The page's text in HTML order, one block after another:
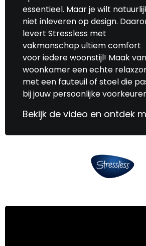
essentieel. Maar je wilt
niet inleveren op design.
levert Stressless met
vakmanschap ultiem comfort
voor iedere woonstijl! Maak
woonkamer een echte
met een fauteuil of stoel die
bij jouw persoonlijke
Bekijk de video en ontdek